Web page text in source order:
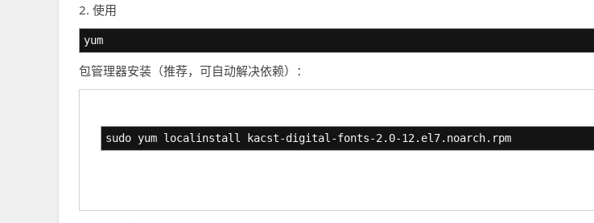
2. 使用
yum
包管理器安装（推荐，可自动解决依赖）：
sudo yum localinstall kacst-digital-fonts-2.0-12.el7.noarch.rpm